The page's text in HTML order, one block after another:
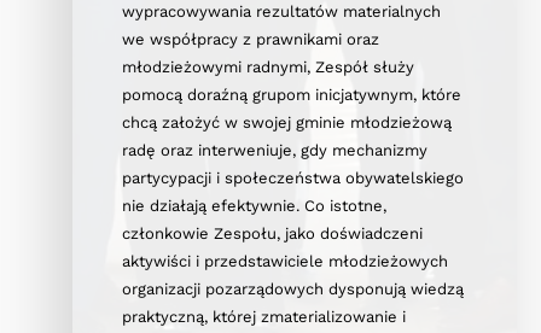
wypracowywania rezultatów materialnych
we współpracy z prawnikami oraz
młodzieżowymi radnymi, Zespół służy
pomocą doraźną grupom inicjatywnym, które
chcą założyć w swojej gminie młodzieżową
radę oraz interweniuje, gdy mechanizmy
partycypacji i społeczeństwa obywatelskiego
nie działają efektywnie. Co istotne,
członkowie Zespołu, jako doświadczeni
aktywiści i przedstawiciele młodzieżowych
organizacji pozarządowych dysponują wiedzą
praktyczną, której zmaterializowanie i